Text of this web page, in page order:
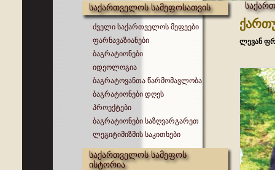
საქართველოს სამეფოსათვის
ძველი საქართველოს მეფეები
ფარნავაზიანები
ბაგრატიონები
იდეოლოგია
ბაგრატოვანთა წარმომავლობა
ბაგრატიონები დღეს
პროექტები
ბაგრატიონები საზღვარგარეთ
ლეგიტიმიზმის საკითხები
საქართველოს სამეფოს
ისტორია
ლევან